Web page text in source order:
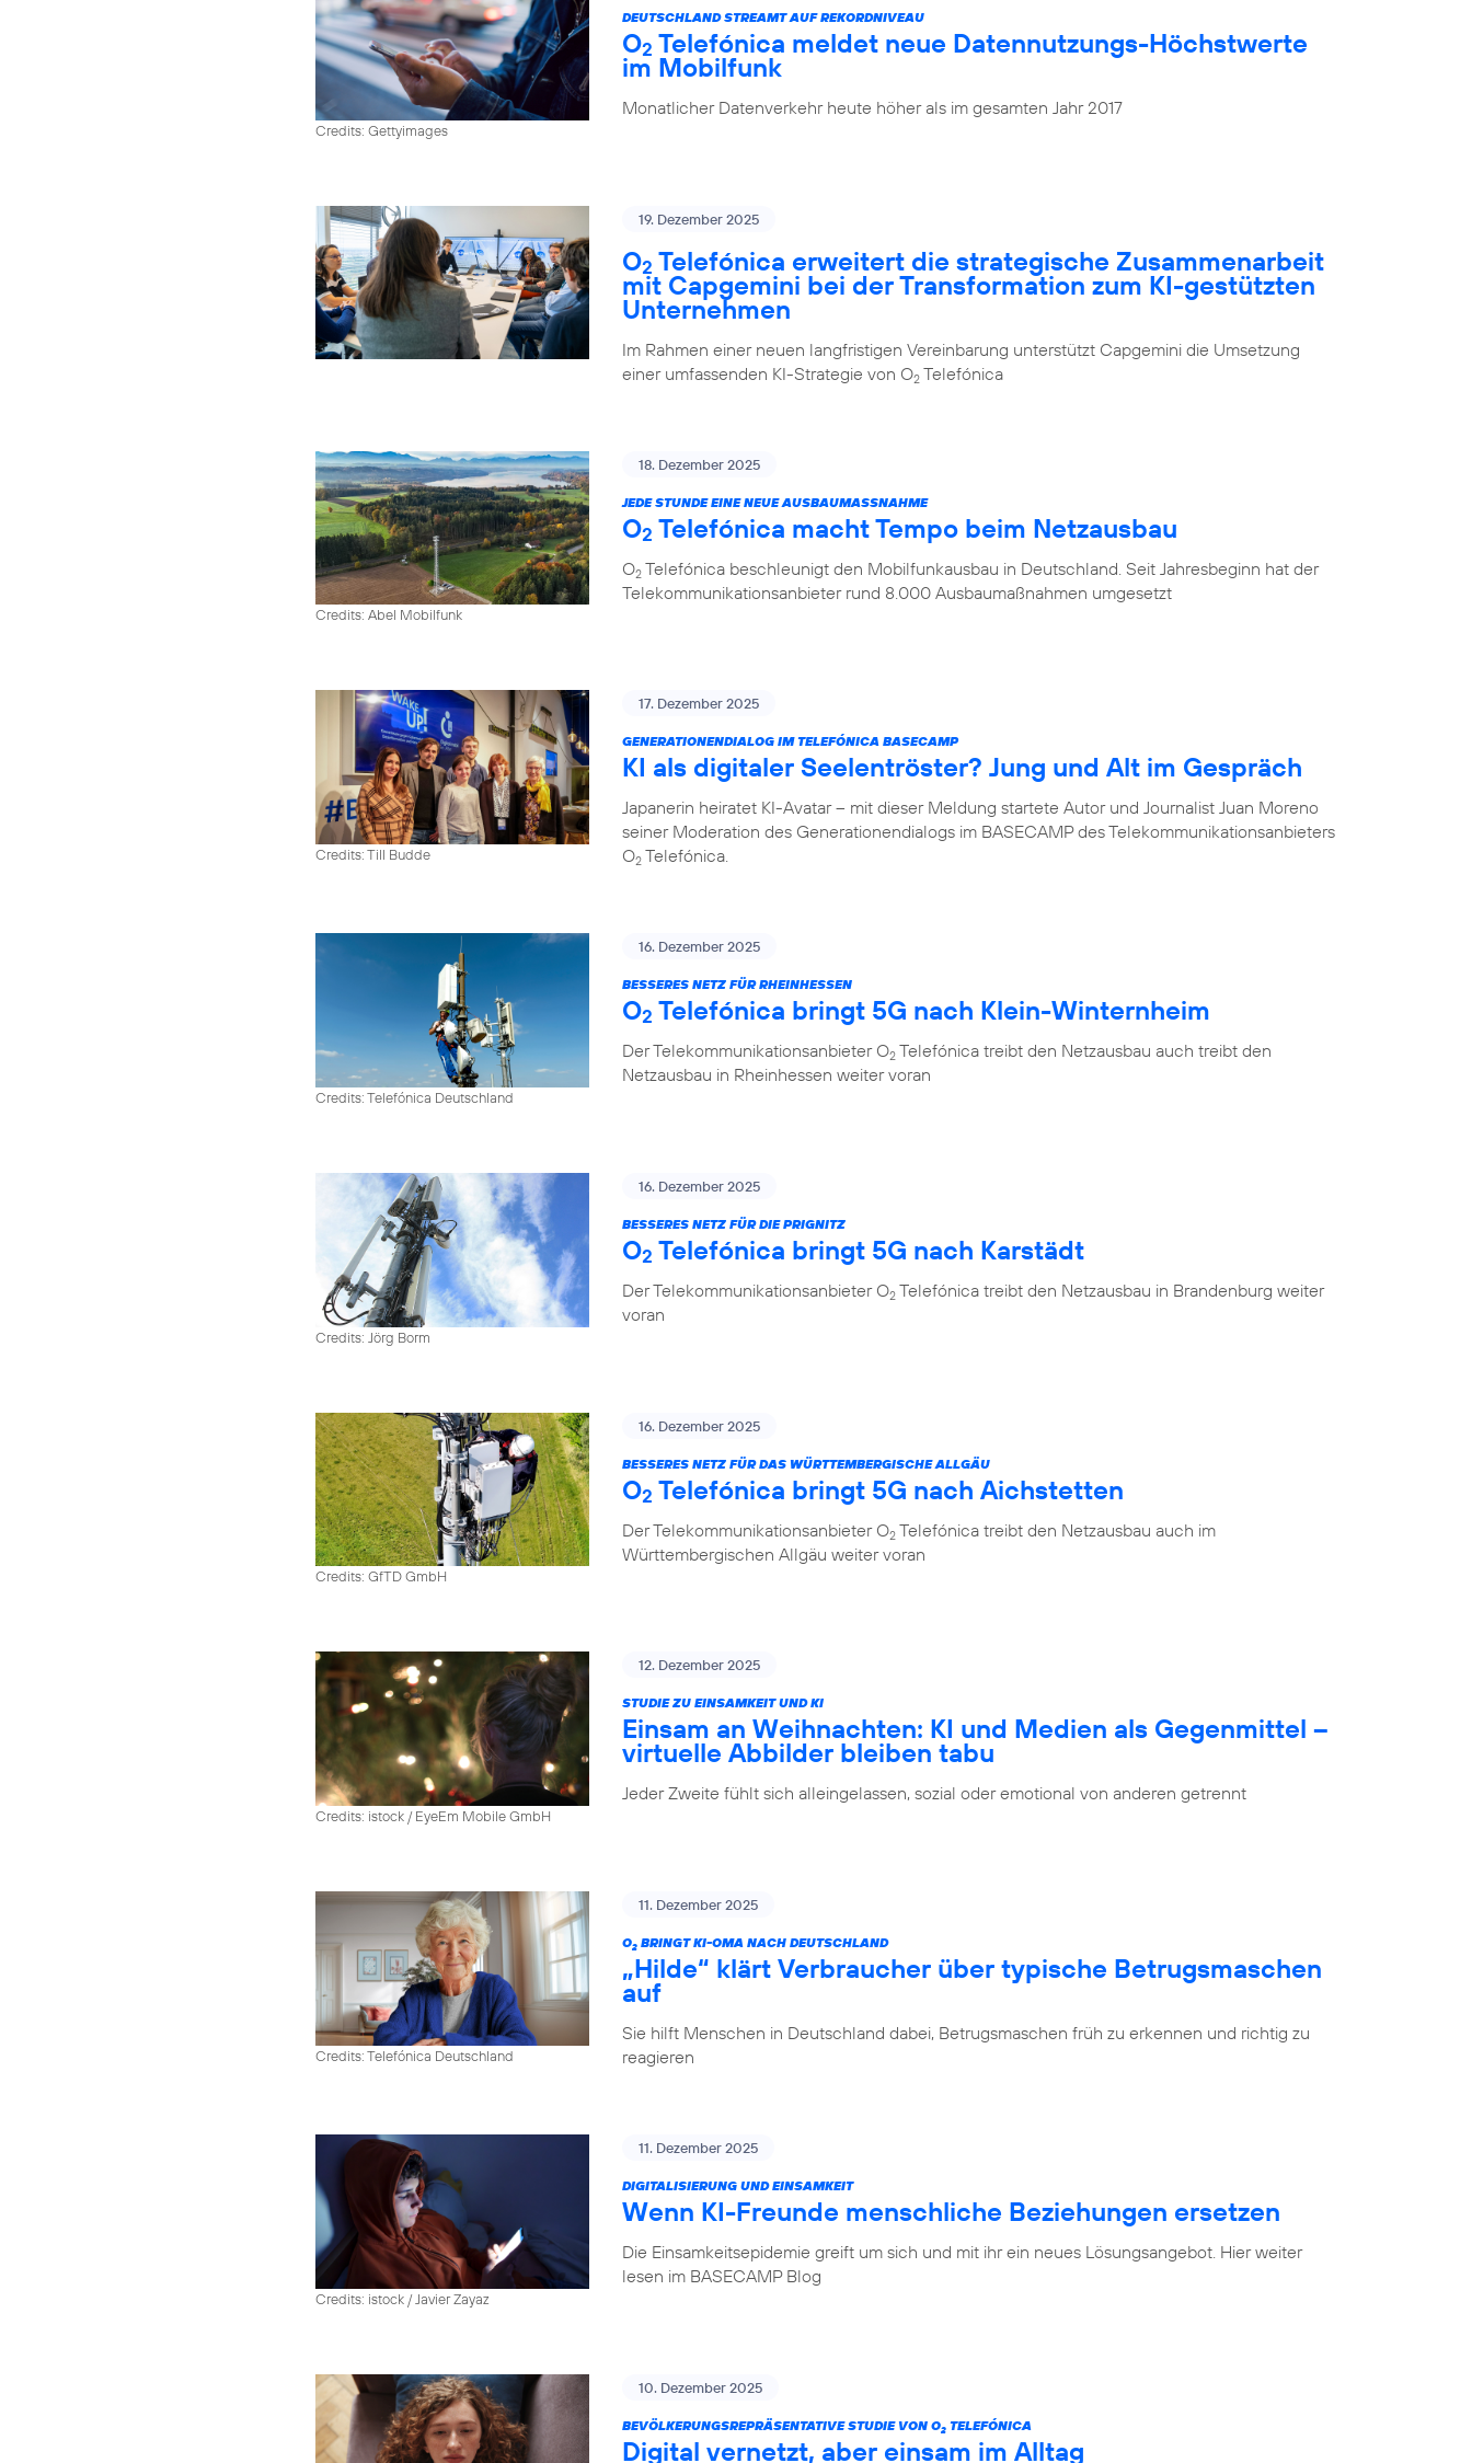
Credits: Gettyimages
DEUTSCHLAND STREAMT AUF REKORDNIVEAU
O2 Telefónica meldet neue Datennutzungs-Höchstwerte
im Mobilfunk
Monatlicher Datenverkehr heute höher als im gesamten Jahr 2017
19. Dezember 2025
O2 Telefónica erweitert die strategische Zusammenarbeit
mit Capgemini bei der Transformation zum KI-gestützten
Unternehmen
Im Rahmen einer neuen langfristigen Vereinbarung unterstützt Capgemini die Umsetzung
einer umfassenden KI-Strategie von O2 Telefónica
Credits: Abel Mobilfunk
18. Dezember 2025
JEDE STUNDE EINE NEUE AUSBAUMASSNAHME
O2 Telefónica macht Tempo beim Netzausbau
O2 Telefónica beschleunigt den Mobilfunkausbau in Deutschland. Seit Jahresbeginn hat der
Telekommunikationsanbieter rund 8.000 Ausbaumaßnahmen umgesetzt
Credits: Till Budde
17. Dezember 2025
GENERATIONENDIALOG IM TELEFÓNICA BASECAMP
KI als digitaler Seelentröster? Jung und Alt im Gespräch
Japanerin heiratet KI-Avatar – mit dieser Meldung startete Autor und Journalist Juan Moreno
seiner Moderation des Generationendialogs im BASECAMP des Telekommunikationsanbieters
O2 Telefónica.
Credits: Telefónica Deutschland
16. Dezember 2025
BESSERES NETZ FÜR RHEINHESSEN
O2 Telefónica bringt 5G nach Klein-Winternheim
Der Telekommunikationsanbieter O2 Telefónica treibt den Netzausbau auch treibt den
Netzausbau in Rheinhessen weiter voran
Credits: Jörg Borm
16. Dezember 2025
BESSERES NETZ FÜR DIE PRIGNITZ
O2 Telefónica bringt 5G nach Karstädt
Der Telekommunikationsanbieter O2 Telefónica treibt den Netzausbau in Brandenburg weiter
voran
Credits: GfTD GmbH
16. Dezember 2025
BESSERES NETZ FÜR DAS WÜRTTEMBERGISCHE ALLGÄU
O2 Telefónica bringt 5G nach Aichstetten
Der Telekommunikationsanbieter O2 Telefónica treibt den Netzausbau auch im
Württembergischen Allgäu weiter voran
Credits: istock / EyeEm Mobile GmbH
12. Dezember 2025
STUDIE ZU EINSAMKEIT UND KI
Einsam an Weihnachten: KI und Medien als Gegenmittel –
virtuelle Abbilder bleiben tabu
Jeder Zweite fühlt sich alleingelassen, sozial oder emotional von anderen getrennt
Credits: Telefónica Deutschland
11. Dezember 2025
O2 BRINGT KI-OMA NACH DEUTSCHLAND
„Hilde“ klärt Verbraucher über typische Betrugsmaschen
auf
Sie hilft Menschen in Deutschland dabei, Betrugsmaschen früh zu erkennen und richtig zu
reagieren
Credits: istock / Javier Zayaz
11. Dezember 2025
DIGITALISIERUNG UND EINSAMKEIT
Wenn KI-Freunde menschliche Beziehungen ersetzen
Die Einsamkeitsepidemie greift um sich und mit ihr ein neues Lösungsangebot. Hier weiter
lesen im BASECAMP Blog
10. Dezember 2025
BEVÖLKERUNGSREPRÄSENTATIVE STUDIE VON O2 TELEFÓNICA
Digital vernetzt, aber einsam im Alltag